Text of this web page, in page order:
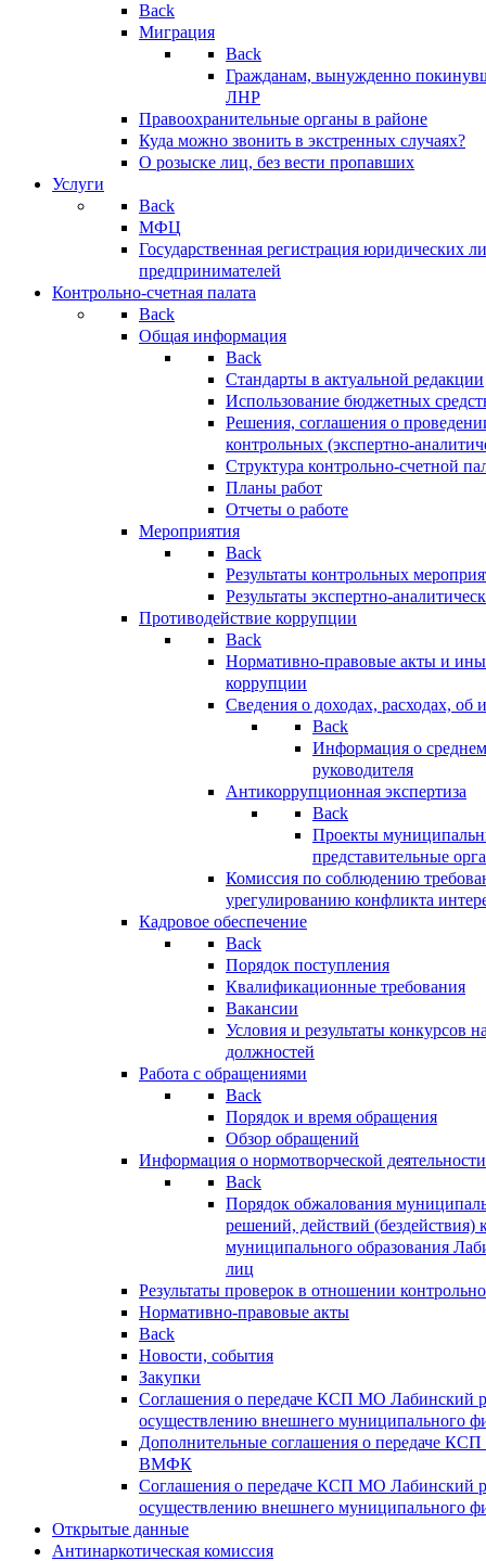
Back
Миграция
Back
Гражданам, вынужденно
ЛНР
Правоохранительные органы в районе
Куда можно звонить в экстренных случаях?
О розыске лиц, без вести пропавших
Услуги
Back
МФЦ
Государственная регистрация юридических
предпринимателей
Контрольно-счетная палата
Back
Общая информация
Back
Стандарты в актуальной редакции
Использование бюджетных
Решения, соглашения о
контрольных (экспертно-
Структура контрольно-счетной
Планы работ
Отчеты о работе
Мероприятия
Back
Результаты контрольных
Результаты экспертно-
Противодействие коррупции
Back
Нормативно-правовые акты и
коррупции
Сведения о доходах, расходах, об
Back
Информация о
руководителя
Антикоррупционная экспертиза
Back
Проекты
представительные
Комиссия по соблюдению
урегулированию конфликта
Кадровое обеспечение
Back
Порядок поступления
Квалификационные требования
Вакансии
Условия и результаты конкурсов
должностей
Работа с обращениями
Back
Порядок и время обращения
Обзор обращений
Информация о нормотворческой деятельности
Back
Порядок обжалования
решений, действий (бездействия)
муниципального образования
лиц
Результаты проверок в отношении
Нормативно-правовые акты
Back
Новости, события
Закупки
Соглашения о передаче КСП МО Лабинский
осуществлению внешнего муниципального
Дополнительные соглашения о передаче
ВМФК
Соглашения о передаче КСП МО Лабинский
осуществлению внешнего муниципального
Открытые данные
Антинаркотическая комиссия